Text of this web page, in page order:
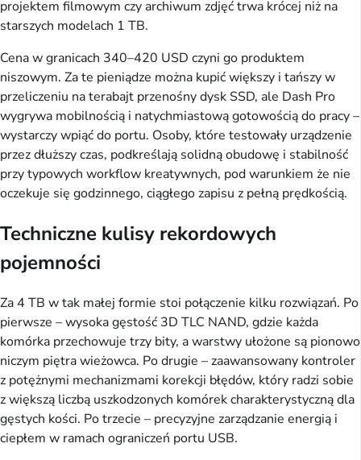
projektem filmowym czy archiwum zdjęć trwa krócej niż na
starszych modelach 1 TB.
Cena w granicach 340–420 USD czyni go produktem
niszowym. Za te pieniądze można kupić większy i tańszy w
przeliczeniu na terabajt przenośny dysk SSD, ale Dash Pro
wygrywa mobilnością i natychmiastową gotowością do pracy –
wystarczy wpiąć do portu. Osoby, które testowały urządzenie
przez dłuższy czas, podkreślają solidną obudowę i stabilność
przy typowych workflow kreatywnych, pod warunkiem że nie
oczekuje się godzinnego, ciągłego zapisu z pełną prędkością.
Techniczne kulisy rekordowych
pojemności
Za 4 TB w tak małej formie stoi połączenie kilku rozwiązań. Po
pierwsze – wysoka gęstość 3D TLC NAND, gdzie każda
komórka przechowuje trzy bity, a warstwy ułożone są pionowo
niczym piętra wieżowca. Po drugie – zaawansowany kontroler
z potężnymi mechanizmami korekcji błędów, który radzi sobie
z większą liczbą uszkodzonych komórek charakterystyczną dla
gęstych kości. Po trzecie – precyzyjne zarządzanie energią i
ciepłem w ramach ograniczeń portu USB.